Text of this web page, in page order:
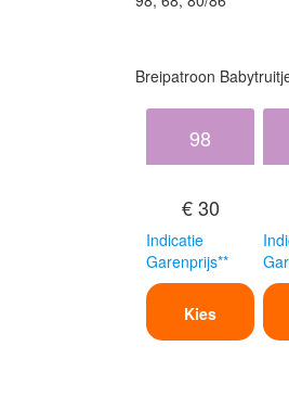
Breipatroon
98
€ 30
Indicatie
Garenprijs**
Kies